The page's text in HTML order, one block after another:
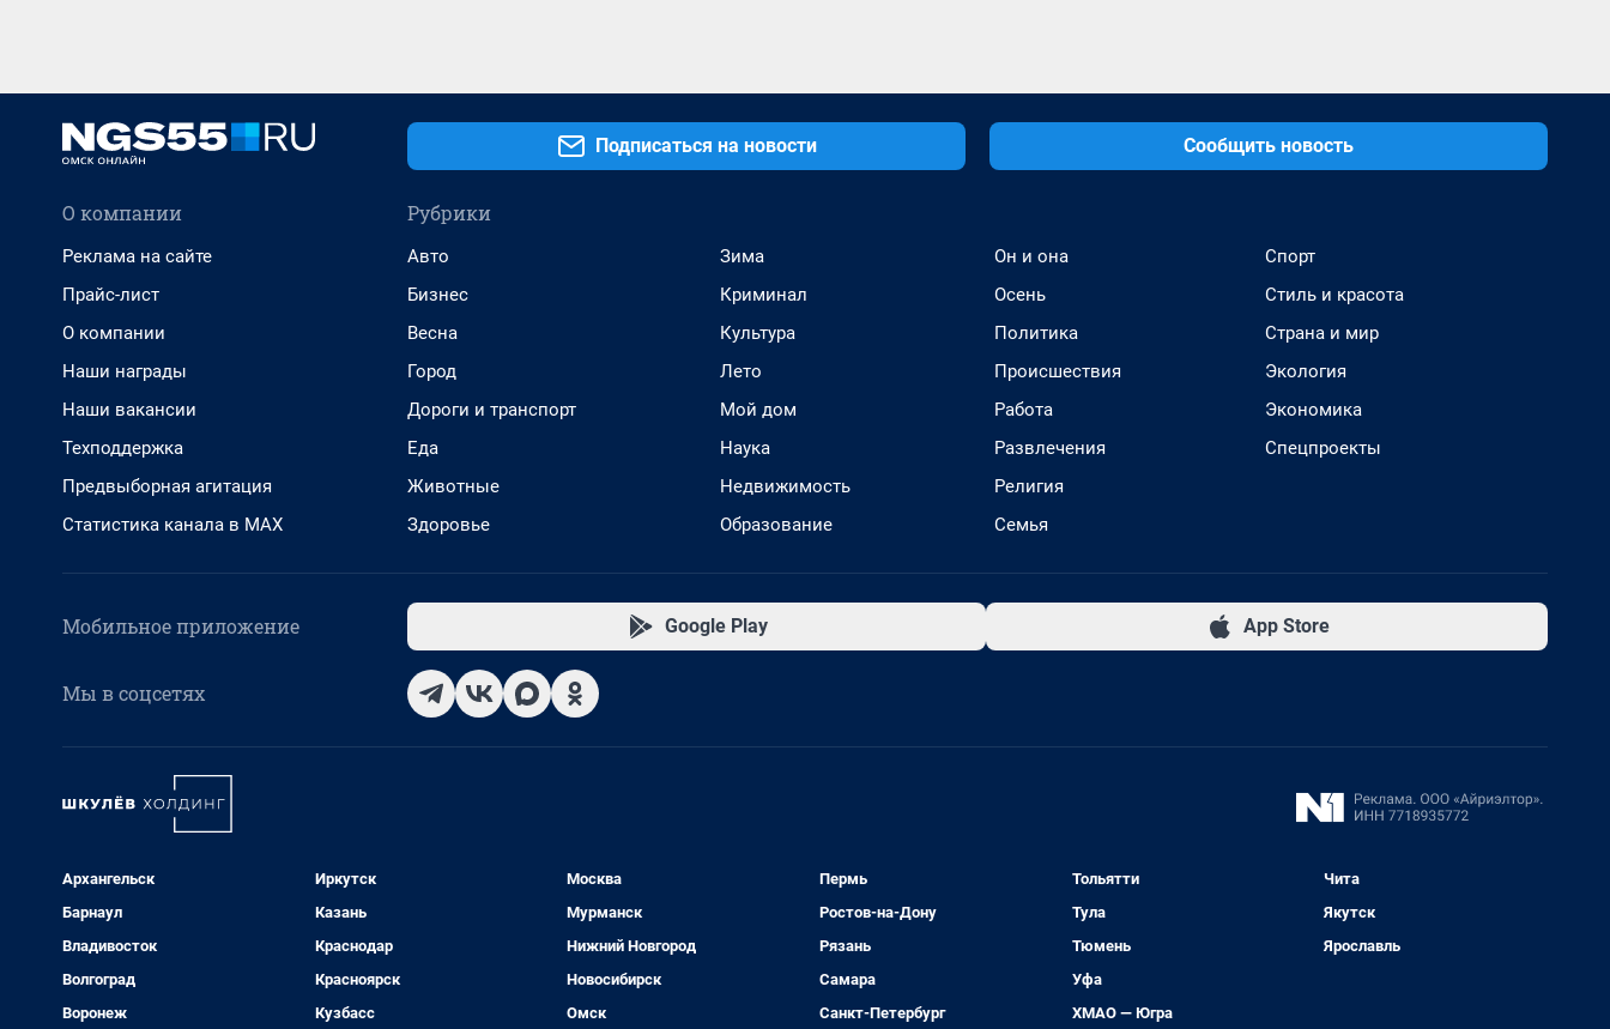
Подписаться на новости Сообщить новость
О компании
Реклама на сайте
Прайс-лист
О компании
Наши награды
Наши вакансии
Техподдержка
Предвыборная агитация
Статистика канала в MAX
Рубрики
Авто
Бизнес
Весна
Город
Дороги и транспорт
Еда
Животные
Здоровье
Зима
Криминал
Культура
Лето
Мой дом
Наука
Недвижимость
Образование
Он и она
Осень
Политика
Происшествия
Работа
Развлечения
Религия
Семья
Спорт
Стиль и красота
Страна и мир
Экология
Экономика
Спецпроекты
Мобильное приложение Google Play App Store
Мы в соцсетях
Архангельск
Барнаул
Владивосток
Волгоград
Воронеж
Иркутск
Казань
Краснодар
Красноярск
Кузбасс
Москва
Мурманск
Нижний Новгород
Новосибирск
Омск
Пермь
Ростов-на-Дону
Рязань
Самара
Санкт-Петербург
Тольятти
Тула
Тюмень
Уфа
ХМАО — Югра
Чита
Якутск
Ярославль